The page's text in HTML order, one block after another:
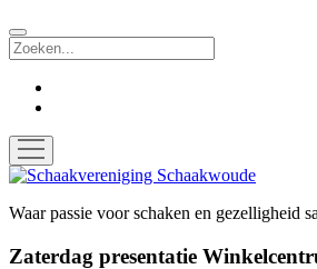
Zoek
open
menu
Schaakvereniging
Waar passie voor schaken en gezelligheid
Zaterdag presentatie